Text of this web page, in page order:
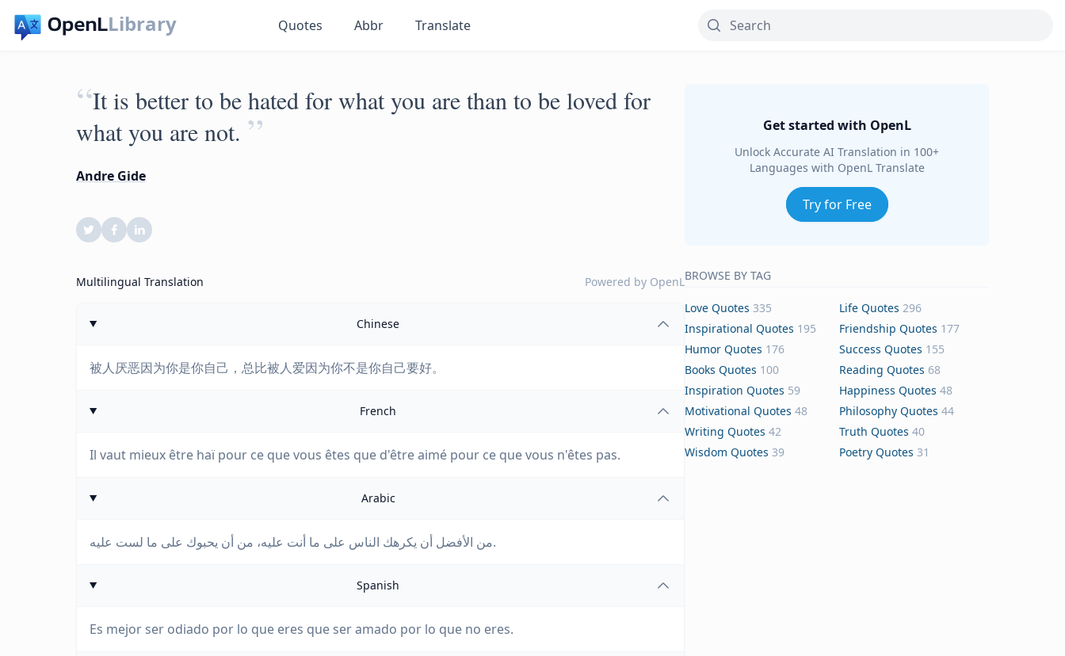
Library Quotes Abbr Translate
“It is better to be hated for what you are than to be loved for
what you are not. ”
Andre Gide
Multilingual Translation Powered by OpenL
Chinese
被人厌恶因为你是你自己，总比被人爱因为你不是你自己要好。
French
Il vaut mieux être haï pour ce que vous êtes que d'être aimé pour ce que vous n'êtes pas.
Arabic
من الأفضل أن يكرهك الناس على ما أنت عليه، من أن يحبوك على ما لست عليه.
Spanish
Es mejor ser odiado por lo que eres que ser amado por lo que no eres.
Get started with OpenL
Unlock Accurate AI Translation in 100+
Languages with OpenL Translate
Try for Free
BROWSE BY TAG
Love Quotes 335 Life Quotes 296
Inspirational Quotes 195 Friendship Quotes 177
Humor Quotes 176 Success Quotes 155
Books Quotes 100 Reading Quotes 68
Inspiration Quotes 59 Happiness Quotes 48
Motivational Quotes 48 Philosophy Quotes 44
Writing Quotes 42 Truth Quotes 40
Wisdom Quotes 39 Poetry Quotes 31